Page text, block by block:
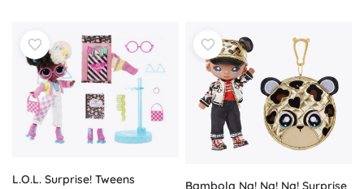
L.O.L. Surprise! Tweens
Bambola Na! Na! Na! Surprise